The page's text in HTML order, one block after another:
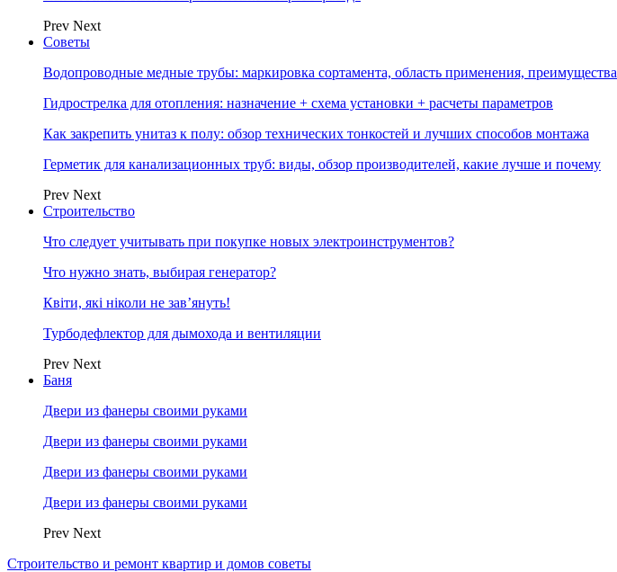
Prev Next
Советы
Водопроводные медные трубы: маркировка сортамента, область применения, преимущества
Гидрострелка для отопления: назначение + схема установки + расчеты параметров
Как закрепить унитаз к полу: обзор технических тонкостей и лучших способов монтажа
Герметик для канализационных труб: виды, обзор производителей, какие лучше и почему
Prev Next
Строительство
Что следует учитывать при покупке новых электроинструментов?
Что нужно знать, выбирая генератор?
Квіти, які ніколи не зав’януть!
Турбодефлектор для дымохода и вентиляции
Prev Next
Баня
Двери из фанеры своими руками
Двери из фанеры своими руками
Двери из фанеры своими руками
Двери из фанеры своими руками
Prev Next
Строительство и ремонт квартир и домов советы